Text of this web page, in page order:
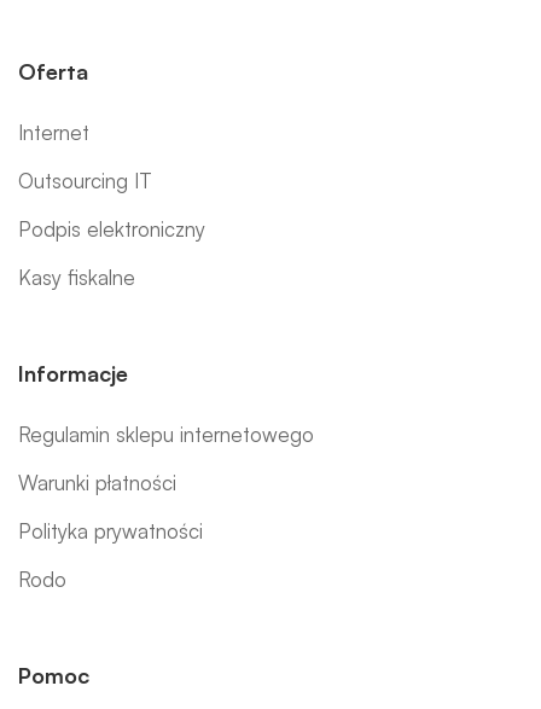
Oferta
Internet
Outsourcing IT
Podpis elektroniczny
Kasy fiskalne
Informacje
Regulamin sklepu internetowego
Warunki płatności
Polityka prywatności
Rodo
Pomoc